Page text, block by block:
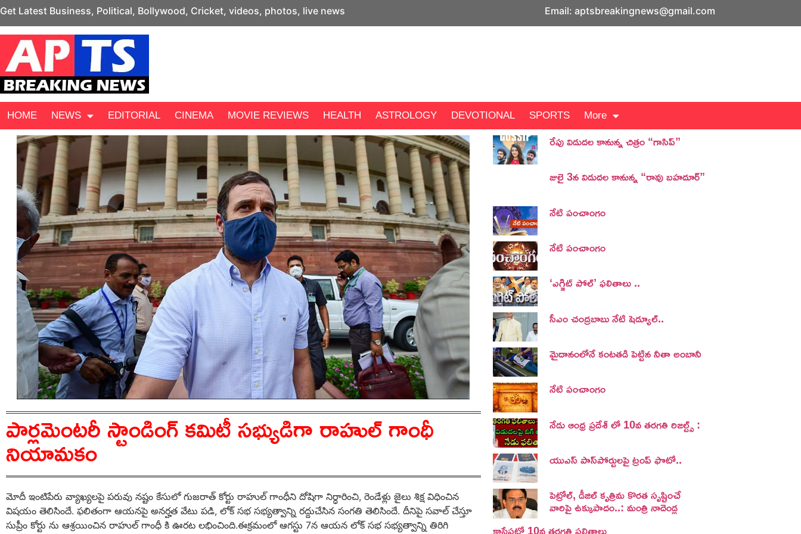
Get Latest Business, Political, Bollywood, Cricket, videos, photos, live news Email: aptsbreakingnews@gmail.com
HOME NEWS EDITORIAL CINEMA MOVIE REVIEWS HEALTH ASTROLOGY DEVOTIONAL SPORTS More
పార్లమెంటరీ స్టాండింగ్ కమిటీ సభ్యుడిగా రాహుల్ గాంధీ
నియామకం
మోదీ ఇంటిపేరు వ్యాఖ్యలపై పరువు నష్టం కేసులో గుజరాత్ కోర్టు రాహుల్ గాంధీని దోషిగా నిర్ధారించి, రెండేళ్లు జైలు శిక్ష విధించిన
విషయం తెలిసిందే. ఫలితంగా ఆయనపై అనర్హత వేటు పడి, లోక్ సభ సభ్యత్వాన్ని రద్దుచేసిన సంగతి తెలిసిందే. దీనిపై సవాల్ చేస్తూ
సుప్రీం కోర్టు ను ఆశ్రయించిన రాహుల్ గాంధీ కి ఊరట లభించింది.ఈక్రమంలో ఆగస్టు 7న ఆయన లోక్ సభ సభ్యత్వాన్ని తిరిగి
రేపు విడుదల కానున్న చిత్రం “గాసిప్”
జులై 3న విడుదల కానున్న “రావు బహదూర్”
నేటి పంచాంగం
నేటి పంచాంగం
‘ఎగ్జిట్ పోల్’ ఫలితాలు ..
సీఎం చంద్రబాబు నేటి షెడ్యూల్..
మైదానంలోనే కంటతడి పెట్టిన నీతా అంబానీ
నేటి పంచాంగం
నేడు ఆంధ్ర ప్రదేశ్ లో 10వ తరగతి రిజల్ట్స్ :
యుఎస్ పాస్‌పోర్టులపై ట్రంప్‌ ఫొటో..
పెట్రోల్, డీజిల్ కృత్రిమ కొరత సృష్టించే
వారిపై ఉక్కుపాదం..: మంత్రి నాదెండ్ల